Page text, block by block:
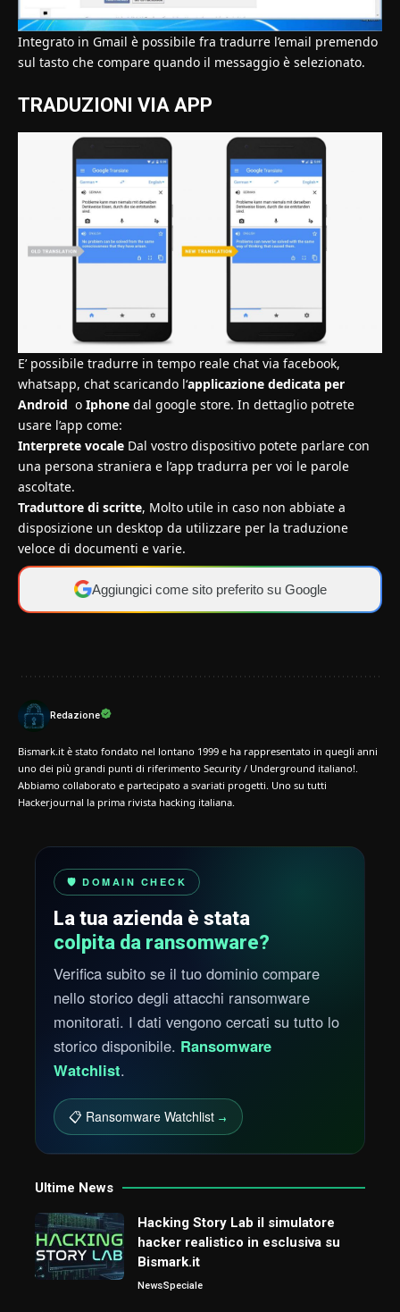
Integrato in Gmail è possibile fra tradurre l’email premendo
sul tasto che compare quando il messaggio è selezionato.
TRADUZIONI VIA APP
E’ possibile tradurre in tempo reale chat via facebook,
whatsapp, chat scaricando l‘applicazione dedicata per
Android o Iphone dal google store. In dettaglio potrete
usare l’app come:
Interprete vocale Dal vostro dispositivo potete parlare con
una persona straniera e l’app tradurra per voi le parole
ascoltate.
Traduttore di scritte, Molto utile in caso non abbiate a
disposizione un desktop da utilizzare per la traduzione
veloce di documenti e varie.
Aggiungici come sito preferito su Google
Redazione
Bismark.it è stato fondato nel lontano 1999 e ha rappresentato in quegli anni
uno dei più grandi punti di riferimento Security / Underground italiano!.
Abbiamo collaborato e partecipato a svariati progetti. Uno su tutti
Hackerjournal la prima rivista hacking italiana.
🛡️ DOMAIN CHECK
La tua azienda è stata
colpita da ransomware?
Verifica subito se il tuo dominio compare
nello storico degli attacchi ransomware
monitorati. I dati vengono cercati su tutto lo
storico disponibile. Ransomware
Watchlist.
📋 Ransomware Watchlist →
Ultime News
Hacking Story Lab il simulatore
hacker realistico in esclusiva su
Bismark.it
NewsSpeciale